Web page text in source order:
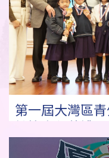
第一屆大灣區
計比賽頒獎禮